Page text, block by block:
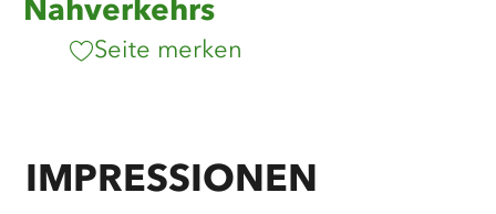
Nahverkehrs
Seite merken
IMPRESSIONEN